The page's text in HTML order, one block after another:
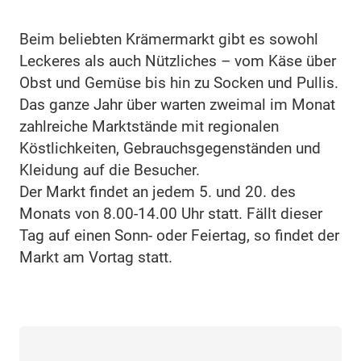
Beim beliebten Krämermarkt gibt es sowohl
Leckeres als auch Nützliches – vom Käse über
Obst und Gemüse bis hin zu Socken und Pullis.
Das ganze Jahr über warten zweimal im Monat
zahlreiche Marktstände mit regionalen
Köstlichkeiten, Gebrauchsgegenständen und
Kleidung auf die Besucher.
Der Markt findet an jedem 5. und 20. des
Monats von 8.00-14.00 Uhr statt. Fällt dieser
Tag auf einen Sonn- oder Feiertag, so findet der
Markt am Vortag statt.